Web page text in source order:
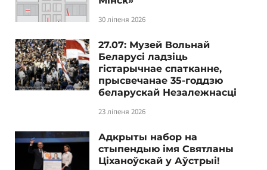
30 ліпеня 2026
27.07: Музей Вольнай
Беларусі ладзіць
гістарычнае спатканне,
прысвечанае 35-годдзю
беларускай Незалежнасці
23 ліпеня 2026
Адкрыты набор на
стыпендыю імя Святланы
Ціханоўскай у Аўстрыі!